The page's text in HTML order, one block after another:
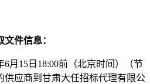
件信息：
6月 15 日 18:00前 （北京时间）（节
供应商到 甘肃大任招标代理有限公